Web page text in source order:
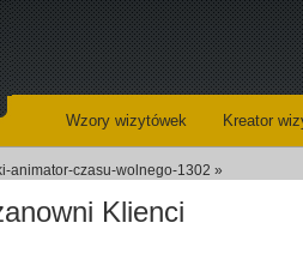
Wzory wizytówek Kreator
animator-czasu-wolnego-1302 »
Klienci